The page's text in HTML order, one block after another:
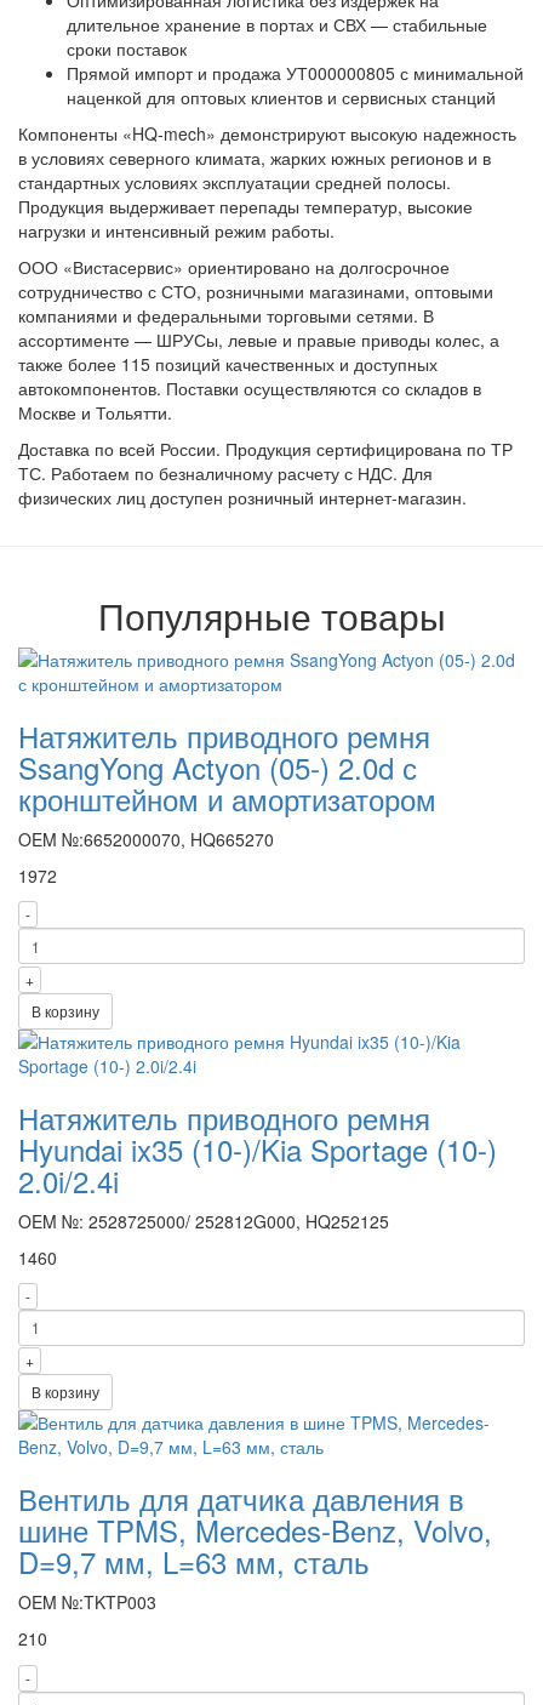
длительное хранение в портах и СВХ — стабильные
сроки поставок
Прямой импорт и продажа УТ000000805 с минимальной
наценкой для оптовых клиентов и сервисных станций
Компоненты «HQ‑mech» демонстрируют высокую надежность
в условиях северного климата, жарких южных регионов и в
стандартных условиях эксплуатации средней полосы.
Продукция выдерживает перепады температур, высокие
нагрузки и интенсивный режим работы.
ООО «Вистасервис» ориентировано на долгосрочное
сотрудничество с СТО, розничными магазинами, оптовыми
компаниями и федеральными торговыми сетями. В
ассортименте — ШРУСы, левые и правые приводы колес, а
также более 115 позиций качественных и доступных
автокомпонентов. Поставки осуществляются со складов в
Москве и Тольятти.
Доставка по всей России. Продукция сертифицирована по ТР
ТС. Работаем по безналичному расчету с НДС. Для
физических лиц доступен розничный интернет‑магазин.
Популярные товары
Натяжитель приводного ремня
SsangYong Actyon (05-) 2.0d с
кронштейном и амортизатором
OEM №:6652000070, HQ665270
1972
-
+
В корзину
Натяжитель приводного ремня
Hyundai ix35 (10-)/Kia Sportage (10-)
2.0i/2.4i
OEM №: 2528725000/ 252812G000, HQ252125
1460
-
+
В корзину
Вентиль для датчика давления в
шине TPMS, Mercedes-Benz, Volvo,
D=9,7 мм, L=63 мм, сталь
OEM №:TKTP003
210
-